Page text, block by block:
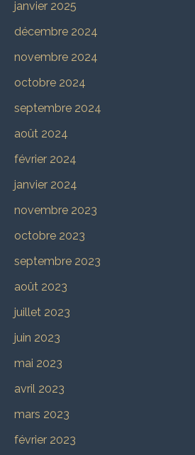
janvier 2025
décembre 2024
novembre 2024
octobre 2024
septembre 2024
août 2024
février 2024
janvier 2024
novembre 2023
octobre 2023
septembre 2023
août 2023
juillet 2023
juin 2023
mai 2023
avril 2023
mars 2023
février 2023